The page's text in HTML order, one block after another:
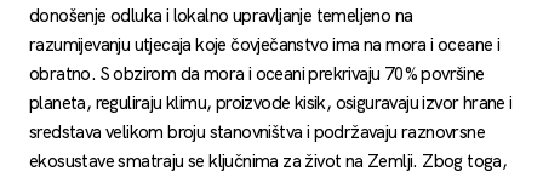
donošenje odluka i lokalno upravljanje temeljeno na
razumijevanju utjecaja koje čovječanstvo ima na mora i oceane i
obratno. S obzirom da mora i oceani prekrivaju 70% površine
planeta, reguliraju klimu, proizvode kisik, osiguravaju izvor hrane i
sredstava velikom broju stanovništva i podržavaju raznovrsne
ekosustave smatraju se ključnima za život na Zemlji. Zbog toga,